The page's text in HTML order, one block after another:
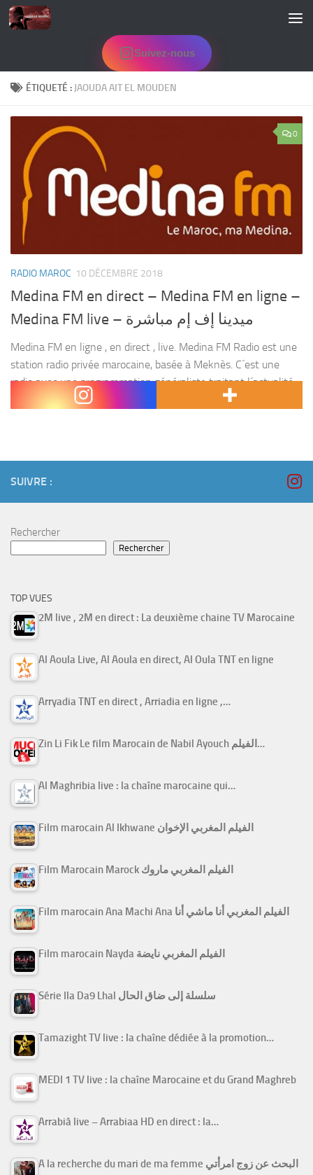
Skip to content
Suivez-nous
ÉTIQUETÉ : JAOUDA AIT EL MOUDEN
0
RADIO MAROC 10 DÉCEMBRE 2018
Medina FM en direct – Medina FM en ligne –
Medina FM live – ميدينا إف إم مباشرة
Medina FM en ligne , en direct , live. Medina FM Radio est une
station radio privée marocaine, basée à Meknès. C´est une
radio avec une programmation généraliste traitant l´actualité
Marocaine et la musique...
SUIVRE :
Rechercher
Rechercher
TOP VUES
2M live , 2M en direct : La deuxième chaine TV Marocaine
Al Aoula Live, Al Aoula en direct, Al Oula TNT en ligne
Arryadia TNT en direct , Arriadia en ligne ,…
Zin Li Fik Le film Marocain de Nabil Ayouch الفيلم…
Al Maghribia live : la chaîne marocaine qui…
Film marocain Al Ikhwane الفيلم المغربي الإخوان
Film Marocain Marock الفيلم المغربي ماروك
Film marocain Ana Machi Ana الفيلم المغربي أنا ماشي أنا
Film marocain Nayda الفيلم المغربي نايضة
Série Ila Da9 Lhal سلسلة إلى ضاق الحال
Tamazight TV live : la chaîne dédiée à la promotion…
MEDI 1 TV live : la chaîne Marocaine et du Grand Maghreb
Arrabiâ live – Arrabiaa HD en direct : la…
A la recherche du mari de ma femme البحث عن زوج امرأتي